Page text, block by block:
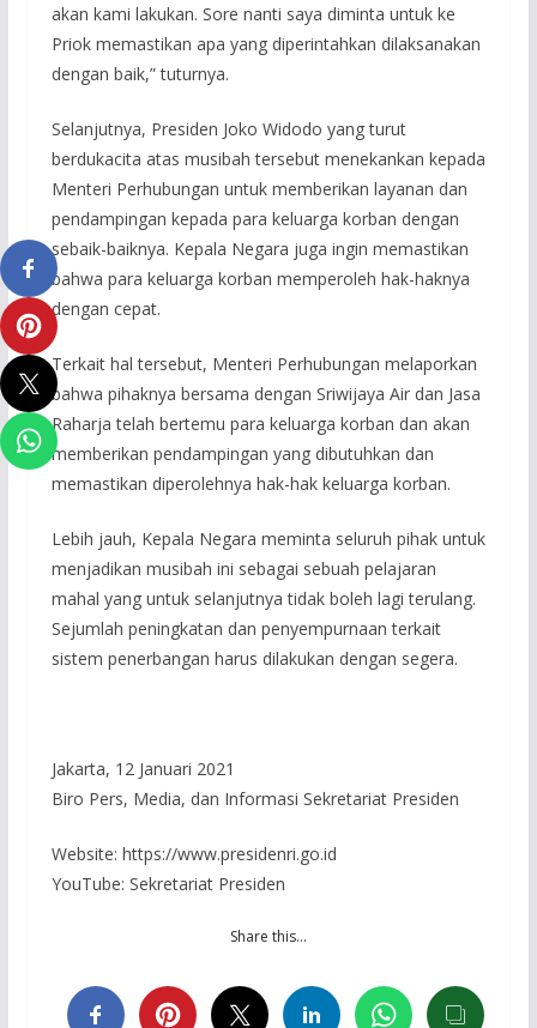
akan kami lakukan. Sore nanti saya diminta untuk ke
Priok memastikan apa yang diperintahkan dilaksanakan
dengan baik,” tuturnya.
Selanjutnya, Presiden Joko Widodo yang turut
berdukacita atas musibah tersebut menekankan kepada
Menteri Perhubungan untuk memberikan layanan dan
pendampingan kepada para keluarga korban dengan
sebaik-baiknya. Kepala Negara juga ingin memastikan
bahwa para keluarga korban memperoleh hak-haknya
dengan cepat.
Terkait hal tersebut, Menteri Perhubungan melaporkan
bahwa pihaknya bersama dengan Sriwijaya Air dan Jasa
Raharja telah bertemu para keluarga korban dan akan
memberikan pendampingan yang dibutuhkan dan
memastikan diperolehnya hak-hak keluarga korban.
Lebih jauh, Kepala Negara meminta seluruh pihak untuk
menjadikan musibah ini sebagai sebuah pelajaran
mahal yang untuk selanjutnya tidak boleh lagi terulang.
Sejumlah peningkatan dan penyempurnaan terkait
sistem penerbangan harus dilakukan dengan segera.
Jakarta, 12 Januari 2021
Biro Pers, Media, dan Informasi Sekretariat Presiden
Website: https://www.presidenri.go.id
YouTube: Sekretariat Presiden
Share this…